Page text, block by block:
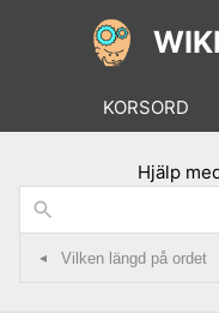
KORSORD
Hjälp
◂